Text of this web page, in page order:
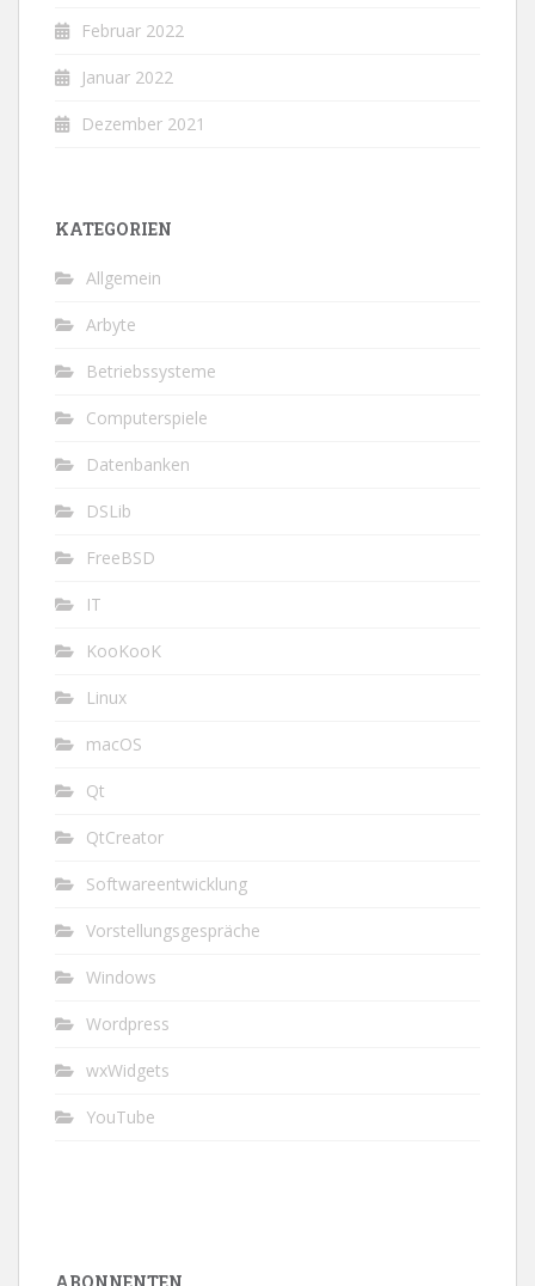
Februar 2022
Januar 2022
Dezember 2021
KATEGORIEN
Allgemein
Arbyte
Betriebssysteme
Computerspiele
Datenbanken
DSLib
FreeBSD
IT
KooKooK
Linux
macOS
Qt
QtCreator
Softwareentwicklung
Vorstellungsgespräche
Windows
Wordpress
wxWidgets
YouTube